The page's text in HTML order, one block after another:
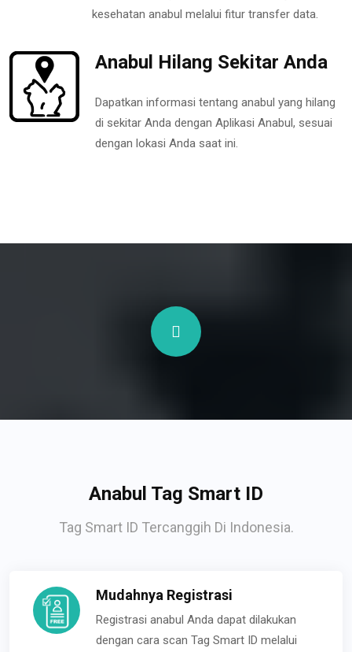
kesehatan anabul melalui fitur transfer data.
Anabul Hilang Sekitar Anda
Dapatkan informasi tentang anabul yang hilang
di sekitar Anda dengan Aplikasi Anabul, sesuai
dengan lokasi Anda saat ini.
Anabul Tag Smart ID
Tag Smart ID Tercanggih Di Indonesia.
Mudahnya Registrasi
Registrasi anabul Anda dapat dilakukan
dengan cara scan Tag Smart ID melalui